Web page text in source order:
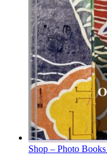
Shop – Photo Books